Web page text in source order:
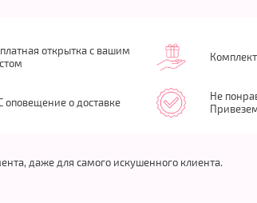
открытка с вашим
оповещение о доставке
Не
даже для самого искушенного клиента.